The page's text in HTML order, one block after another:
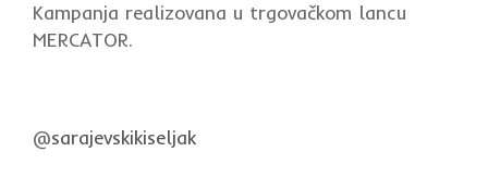
Kampanja realizovana u trgovačkom lancu
MERCATOR.
@sarajevskikiseljak